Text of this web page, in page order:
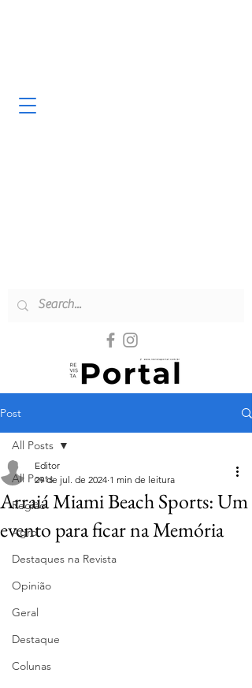
Post
All Posts
Região
Agro
Destaques na Revista
Opinião
Geral
Destaque
Colunas
All Posts
Arraiá Miami Beach Sports: Um
evento para ficar na Memória
Editor
29 de jul. de 2024 1 min de leitura